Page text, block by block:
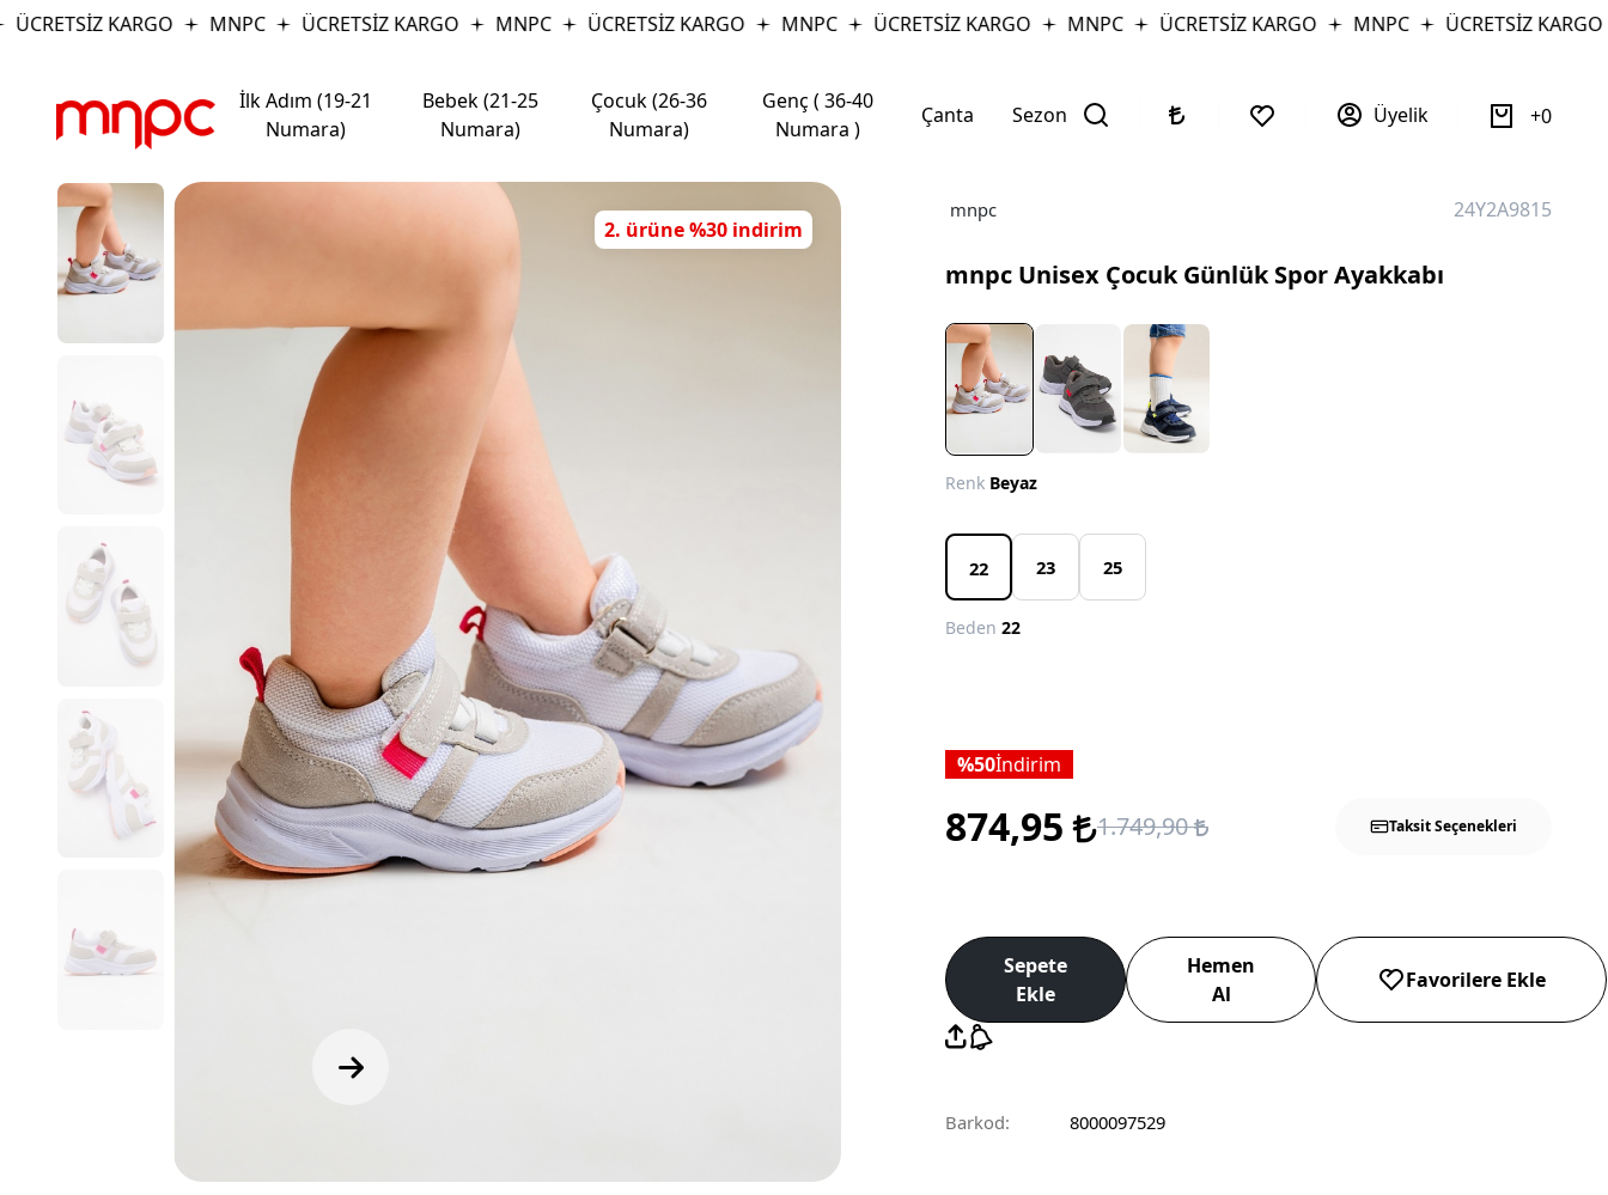
KARGO MNPC ÜCRETSİZ KARGO MNPC ÜCRETSİZ KARGO MNPC ÜCRETSİZ KARGO MNPC ÜCRETSİZ KARGO MNPC ÜCRETSİZ KARGO
İlk Adım (19-21
Numara)
Bebek (21-25
Numara)
Çocuk (26-36
Numara)
Genç ( 36-40
Numara )
Çanta Sezon Üyelik 0
2. ürüne %30 indirim
mnpc 24Y2A9815
mnpc Unisex Çocuk Günlük Spor Ayakkabı
Renk Beyaz
22 23 25
Beden22
50İndirim
874,95 1.749,90 Taksit Seçenekleri
Sepete
Ekle
Hemen
Al
Favorilere Ekle
Barkod: 8000097529